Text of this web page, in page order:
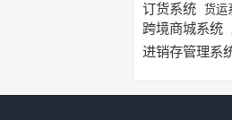
订货系统 货运
跨境商城系统
进销存管理系